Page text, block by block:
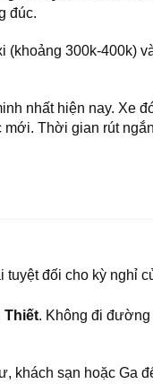
đúc.
300k-400k)
nhất hiện nay. Xe
mới. Thời gian rút
đối cho kỳ nghỉ
Thiết. Không đi
khách sạn hoặc Ga